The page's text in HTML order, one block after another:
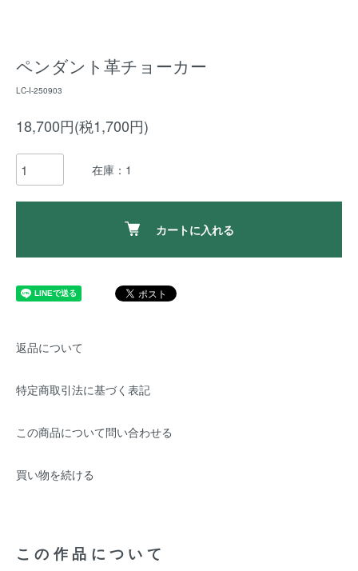
ペンダント革チョーカー
LC-I-250903
18,700円(税1,700円)
在庫：1
カートに入れる
返品について
特定商取引法に基づく表記
この商品について問い合わせる
買い物を続ける
この作品について